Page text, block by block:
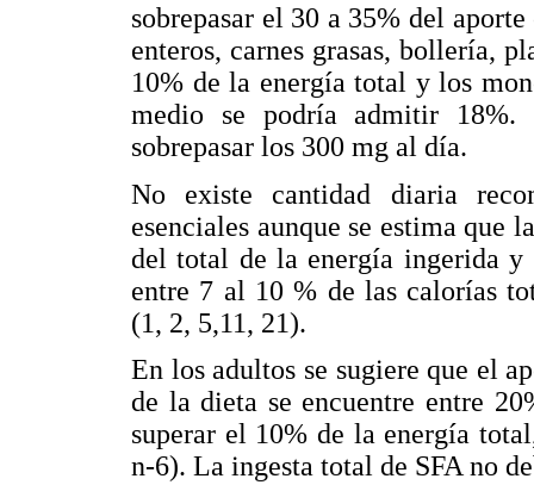
sobrepasar el 30 a 35% del
enteros, carnes grasas, bollería,
10% de la energía total y los
medio se podría admitir 18%.
sobrepasar los 300 mg al día.
No existe cantidad diaria
esenciales aunque se estima que
del total de la energía ingerida
entre 7 al 10 % de las calorías
(1, 2, 5,11, 21).
En los adultos se sugiere que el
de la dieta se encuentre entre
superar el 10% de la energía
n-6). La ingesta total de SFA no